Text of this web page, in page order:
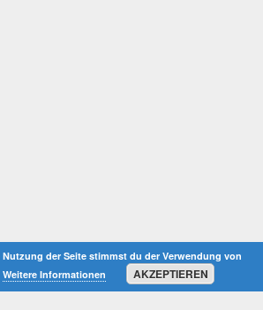
der Seite stimmst du der Verwendung von
Weitere Informationen AKZEPTIEREN